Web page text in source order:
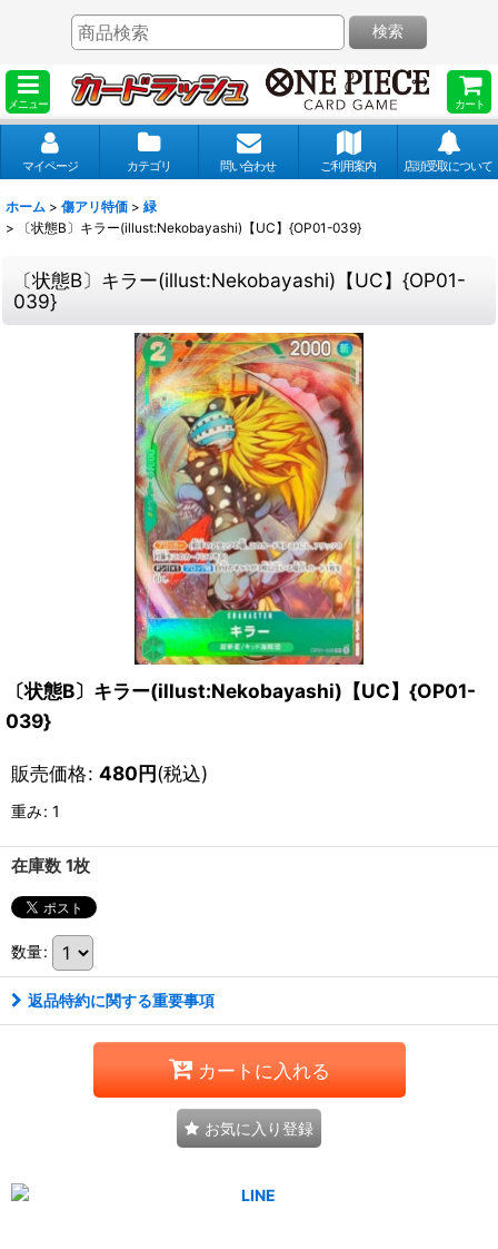
メニュー カート
検索
マイページ カテゴリ 問い合わせ ご利用案内 店頭受取について
ホーム > 傷アリ特価 > 緑
>
〔状態B〕キラー(illust:Nekobayashi)【UC】{OP01-039}
〔状態B〕キラー(illust:Nekobayashi)【UC】{OP01-
039}
〔状態B〕キラー(illust:Nekobayashi)【UC】{OP01-
039}
販売価格: 480円(税込)
重み: 1
在庫数 1枚
数量:
返品特約に関する重要事項
カートに入れる
お気に入り登録